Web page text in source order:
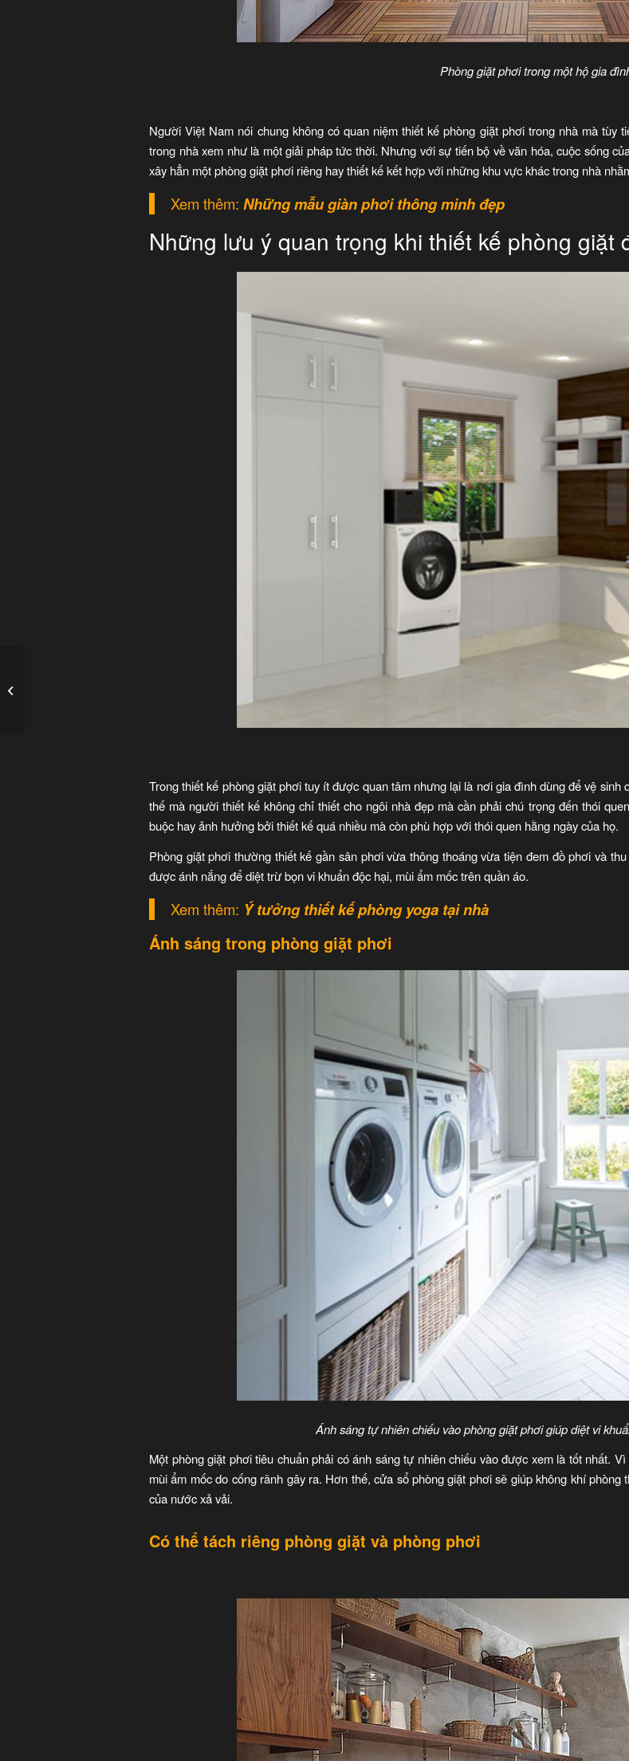
Phòng giặt phơi trong một hộ gia
Người Việt Nam nói chung không có quan niệm thiết kế phòng giặt phơi trong nhà mà tùy
trong nhà xem như là một giải pháp tức thời. Nhưng với sự tiến bộ về văn hóa, cuộc sống
xây hẳn một phòng giặt phơi riêng hay thiết kế kết hợp với những khu vực khác trong nhà
Xem thêm: Những mẫu giàn phơi thông minh đẹp
Những lưu ý quan trọng khi thiết kế phòng giặt
Trong thiết kế phòng giặt phơi tuy ít được quan tâm nhưng lại là nơi gia đình dùng để vệ
thế mà người thiết kế không chỉ thiết cho ngôi nhà đẹp mà cần phải chú trọng đến thói
buộc hay ảnh hưởng bởi thiết kế quá nhiều mà còn phù hợp với thói quen hằng ngày của họ.
Phòng giặt phơi thường thiết kế gần sân phơi vừa thông thoáng vừa tiện đem đồ phơi và
được ánh nắng để diệt trừ bọn vi khuẩn độc hại, mùi ẩm mốc trên quần áo.
Xem thêm: Ý tưởng thiết kế phòng yoga tại nhà
Ánh sáng trong phòng giặt phơi
Ánh sáng tự nhiên chiếu vào phòng giặt phơi giúp diệt vi
Một phòng giặt phơi tiêu chuẩn phải có ánh sáng tự nhiên chiếu vào được xem là tốt nhất.
mùi ẩm mốc do cống rãnh gây ra. Hơn thế, cửa sổ phòng giặt phơi sẽ giúp không khí
của nước xả vải.
Có thể tách riêng phòng giặt và phòng phơi